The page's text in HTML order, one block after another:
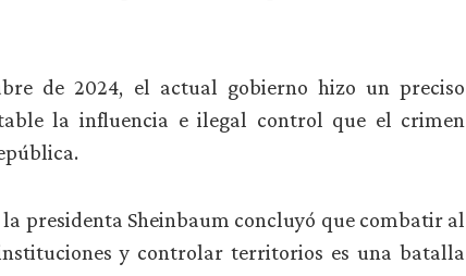
de 2024, el actual gobierno hizo un preciso
la influencia e ilegal control que el crimen
la presidenta Sheinbaum concluyó que combatir al
y controlar territorios es una batalla